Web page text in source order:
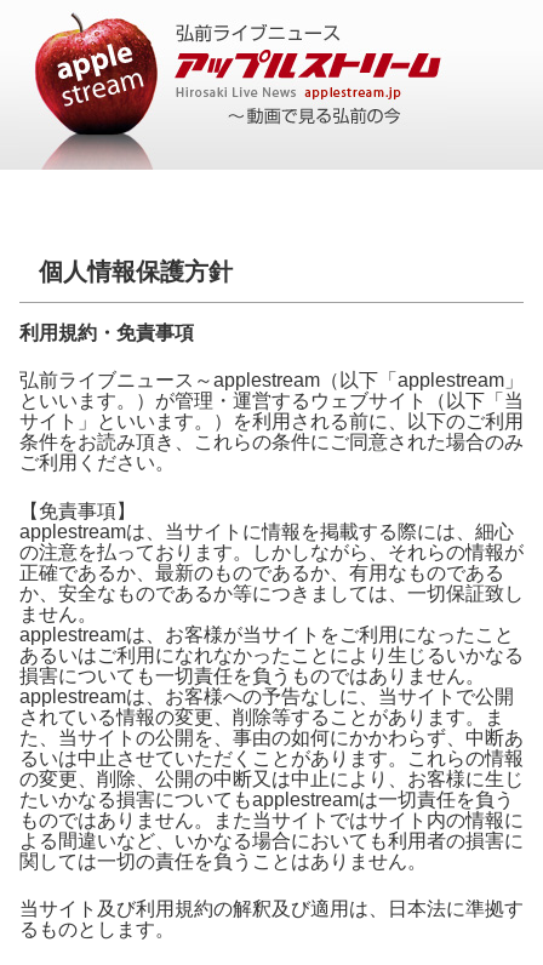
個人情報保護方針
利用規約・免責事項
弘前ライブニュース～applestream（以下「applestream」
といいます。）が管理・運営するウェブサイト（以下「当
サイト」といいます。）を利用される前に、以下のご利用
条件をお読み頂き、これらの条件にご同意された場合のみ
ご利用ください。
【免責事項】
applestreamは、当サイトに情報を掲載する際には、細心
の注意を払っております。しかしながら、それらの情報が
正確であるか、最新のものであるか、有用なものである
か、安全なものであるか等につきましては、一切保証致し
ません。
applestreamは、お客様が当サイトをご利用になったこと
あるいはご利用になれなかったことにより生じるいかなる
損害についても一切責任を負うものではありません。
applestreamは、お客様への予告なしに、当サイトで公開
されている情報の変更、削除等することがあります。ま
た、当サイトの公開を、事由の如何にかかわらず、中断あ
るいは中止させていただくことがあります。これらの情報
の変更、削除、公開の中断又は中止により、お客様に生じ
たいかなる損害についてもapplestreamは一切責任を負う
ものではありません。また当サイトではサイト内の情報に
よる間違いなど、いかなる場合においても利用者の損害に
関しては一切の責任を負うことはありません。
当サイト及び利用規約の解釈及び適用は、日本法に準拠す
るものとします。